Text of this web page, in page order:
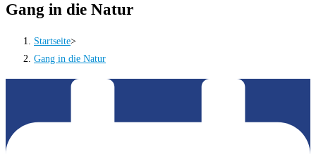
Gang in die Natur
Startseite>
Gang in die Natur